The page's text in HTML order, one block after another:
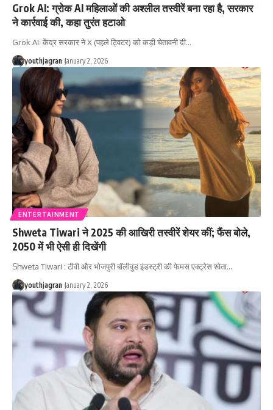
Grok AI: ग्रोक AI महिलाओं की अश्लील तस्वीरें बना रहा है, सरकार
ने कार्रवाई की, कहा तुरंत हटाओ
Grok AI: केंद्र सरकार ने X (पहले ट्विटर) को कड़ी चेतावनी दी…
youthjagran January 2, 2026
ENTERTAINMENT
Shweta Tiwari ने 2025 की आखिरी तस्वीरें शेयर कीं; फैंस बोले,
2050 में भी ऐसी ही दिखेंगी
Shweta Tiwari : टीवी और भोजपुरी बॉलीवुड इंडस्ट्री की फेमस एक्ट्रेस श्वेता…
youthjagran January 2, 2026